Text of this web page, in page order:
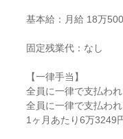
基本給：月給 18万
固定残業代：なし
【一律手当】
全員に一律で支払わ
全員に一律で支払わ
1ヶ月あたり6万3249